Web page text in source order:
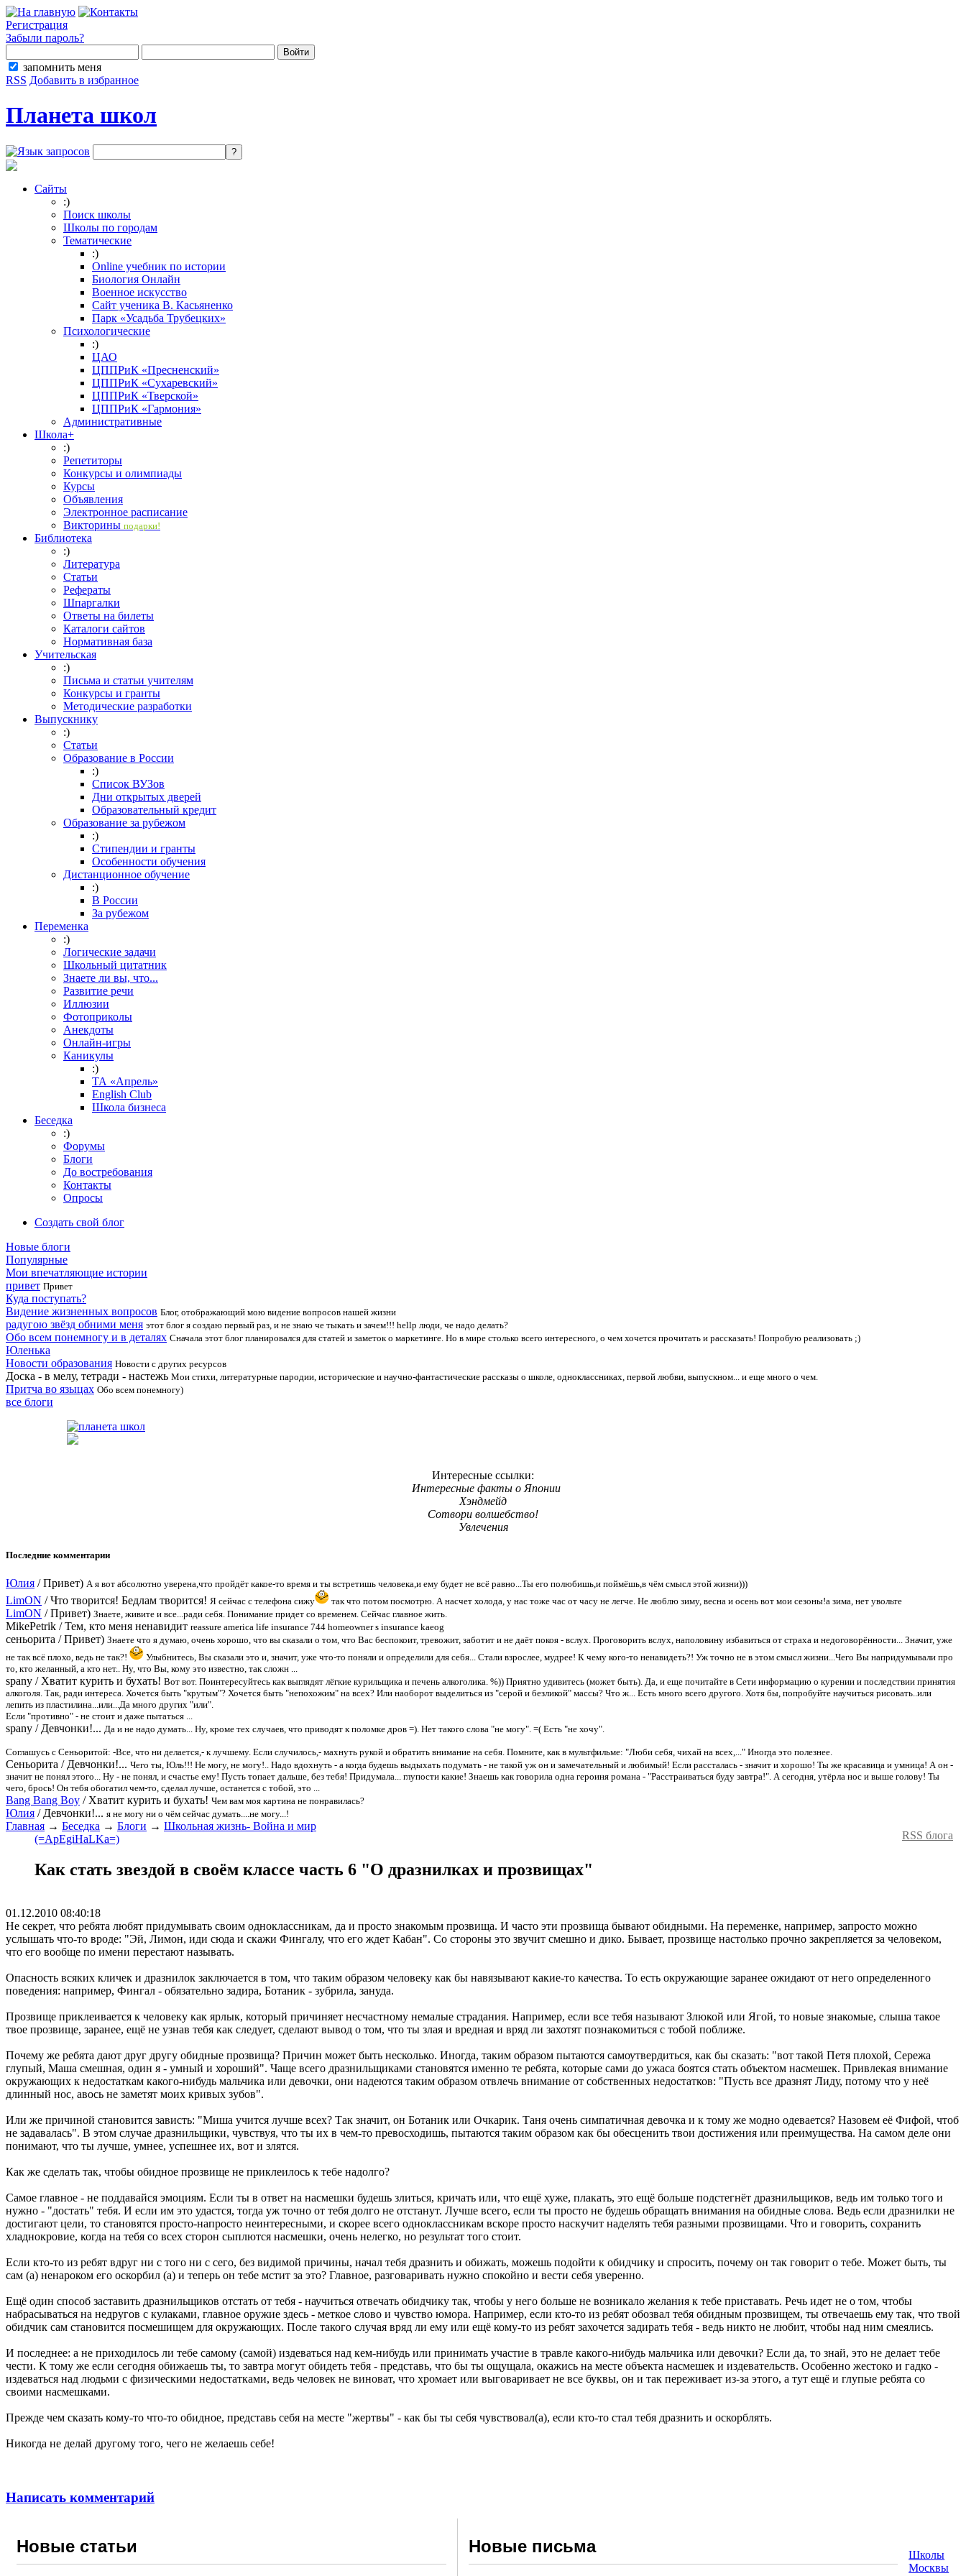
Регистрация
Забыли пароль?
запомнить меня
RSS Добавить в избранное
Планета школ
Сайты
:)
Поиск школы
Школы по городам
Тематические
:)
Online учебник по истории
Биология Онлайн
Военное искусство
Cайт ученика В. Касьяненко
Парк «Усадьба Трубецких»
Психологические
:)
ЦАО
ЦППРиК «Пресненский»
ЦППРиК «Сухаревский»
ЦППРиК «Тверской»
ЦППРиК «Гармония»
Административные
Школа+
:)
Репетиторы
Конкурсы и олимпиады
Курсы
Объявления
Электронное расписание
Викторины подарки!
Библиотека
:)
Литература
Статьи
Рефераты
Шпаргалки
Ответы на билеты
Каталоги сайтов
Нормативная база
Учительская
:)
Письма и статьи учителям
Конкурсы и гранты
Методические разработки
Выпускнику
:)
Статьи
Образование в России
:)
Список ВУЗов
Дни открытых дверей
Образовательный кредит
Образование за рубежом
:)
Стипендии и гранты
Особенности обучения
Дистанционное обучение
:)
В России
За рубежом
Переменка
:)
Логические задачи
Школьный цитатник
Знаете ли вы, что...
Развитие речи
Иллюзии
Фотоприколы
Анекдоты
Онлайн-игры
Каникулы
:)
ТА «Апрель»
English Club
Школа бизнеса
Беседка
:)
Форумы
Блоги
До востребования
Контакты
Опросы
Создать свой блог
Новые блоги
Популярные
Мои впечатляющие истории
привет Привет
Куда поступать?
Видение жизненных вопросов Блог, отображающий мою видение вопросов нашей жизни
радугою звёзд обними меня этот блог я создаю первый раз, и не знаю че тыкать и зачем!!! hellp люди, че надо делать?
Обо всем понемногу и в деталях Сначала этот блог планировался для статей и заметок о маркетинге. Но в мире столько всего интересного, о чем хочется прочитать и рассказать! Попробую реализовать ;)
Юленька
Новости образования Новости с других ресурсов
Доска - в мелу, тетради - настежь Мои стихи, литературные пародии, исторические и научно-фантастические рассказы о школе, одноклассниках, первой любви, выпускном... и еще много о чем.
Притча во языцах Обо всем понемногу)
все блоги
Интересные ссылки:
Интересные факты о Японии
Хэндмейд
Сотвори волшебство!
Увлечения
Последние комментарии
Юлия /Привет) А я вот абсолютно уверена,что пройдёт какое-то время и ты встретишь человека,и ему будет не всё равно...Ты его полюбишь,и поймёшь,в чём смысл этой жизни)))
LimON /Что творится! Бедлам творится! Я сейчас с телефона сижу так что потом посмотрю. А насчет холода, у нас тоже час от часу не легче. Не люблю зиму, весна и осень вот мои сезоны!а зима, нет увольте
LimON /Привет) Знаете, живите и все...ради себя. Понимание придет со временем. Сейчас главное жить.
MikePetrik /Тем, кто меня ненавидит reassure america life insurance 744 homeowner s insurance kaeog
сеньорита /Привет) Знаете что я думаю, очень хорошо, что вы сказали о том, что Вас беспокоит, тревожит, заботит и не даёт покоя - вслух. Проговорить вслух, наполовину избавиться от страха и недоговорённости... Значит, уже
не так всё плохо, ведь не так?!
Улыбнитесь, Вы сказали это и, значит, уже что-то поняли и определили для себя... Стали взрослее, мудрее! К чему кого-то ненавидеть?! Уж точно не в этом смысл жизни...Чего Вы напридумывали про
то, кто желанный, а кто нет.. Ну, что Вы, кому это известно, так сложн ...
spany / Хватит курить и бухать! Вот вот. Поинтересуйтесь как выглядят лёгкие курильщика и печень алкоголика. %)) Приятно удивитесь (может быть). Да, и еще почитайте в Сети информацию о курении и последствии принятия
алкоголя. Так, ради интереса. Хочется быть "крутым"? Хочется быть "непохожим" на всех? Или наоборот выделиться из "серой и безликой" массы? Что ж... Есть много всего другого. Хотя бы, попробуйте научиться рисовать..или
лепить из пластилина...или...Да много других "или".
Если "противно" - не стоит и даже пытаться ...
spany / Девчонки!... Да и не надо думать... Ну, кроме тех случаев, что приводят к поломке дров =). Нет такого слова "не могу". =( Есть "не хочу".
Соглашусь с Сеньоритой: -Все, что ни делается,- к лучшему. Если случилось,- махнуть рукой и обратить внимание на себя. Помните, как в мультфильме: "Люби себя, чихай на всех,..." Иногда это полезнее.
Сеньорита / Девчонки!... Чего ты, Юль!!! Не могу, не могу!.. Надо вдохнуть - а когда будешь выдыхать подумать - не такой уж он и замечательный и любимый! Если рассталась - значит и хорошо! Ты же красавица и умница! А он -
значит не понял этого... Ну - не понял, и счастье ему! Пусть топает дальше, без тебя! Придумала... глупости какие! Знаешь как говорила одна героиня романа - "Расстраиваться буду завтра!". А сегодня, утёрла нос и выше голову! Ты
чего, брось! Он тебя обогатил чем-то, сделал лучше, останется с тобой, это ...
Bang Bang Boy / Хватит курить и бухать! Чем вам моя картина не понравилась?
Юлия / Девчонки!... я не могу ни о чём сейчас думать....не могу...!
RSS блога
Главная → Беседка → Блоги → Школьная жизнь- Война и мир
(=ApEgiHaLKa=)
Как стать звездой в своём классе часть 6 "О дразнилках и прозвищах"
01.12.2010 08:40:18
Не секрет, что ребята любят придумывать своим одноклассникам, да и просто знакомым прозвища. И часто эти прозвища бывают обидными. На переменке, например, запросто можно
услышать что-то вроде: "Эй, Лимон, иди сюда и скажи Фингалу, что его ждет Кабан". Со стороны это звучит смешно и дико. Бывает, прозвище настолько прочно закрепляется за человеком,
что его вообще по имени перестают называть.
Опасность всяких кличек и дразнилок заключается в том, что таким образом человеку как бы навязывают какие-то качества. То есть окружающие заранее ожидают от него определенного
поведения: например, Фингал - обязательно задира, Ботаник - зубрила, зануда.
Прозвище приклеивается к человеку как ярлык, который причиняет несчастному немалые страдания. Например, если все тебя называют Злюкой или Ягой, то новые знакомые, слыша такое
твое прозвище, заранее, ещё не узнав тебя как следует, сделают вывод о том, что ты злая и вредная и вряд ли захотят познакомиться с тобой поближе.
Почему же ребята дают друг другу обидные прозвища? Причин может быть несколько. Иногда, таким образом пытаются самоутвердиться, как бы сказать: "вот такой Петя плохой, Сережа
глупый, Маша смешная, один я - умный и хороший". Чаще всего дразнильщиками становятся именно те ребята, которые сами до ужаса боятся стать объектом насмешек. Привлекая внимание
окружающих к недостаткам какого-нибудь мальчика или девочки, они надеются таким образом отвлечь внимание от собственных недостатков: "Пусть все дразнят Лиду, потому что у неё
длинный нос, авось не заметят моих кривых зубов".
Или же причиной становится зависть: "Миша учится лучше всех? Так значит, он Ботаник или Очкарик. Таня очень симпатичная девочка и к тому же модно одевается? Назовем её Фифой, чтоб
не задавалась". В этом случае дразнильщики, чувствуя, что ты их в чем-то превосходишь, пытаются таким образом как бы обесценить твои достижения или преимущества. На самом деле они
понимают, что ты лучше, умнее, успешнее их, вот и злятся.
Как же сделать так, чтобы обидное прозвище не приклеилось к тебе надолго?
Самое главное - не поддавайся эмоциям. Если ты в ответ на насмешки будешь злиться, кричать или, что ещё хуже, плакать, это ещё больше подстегнёт дразнильщиков, ведь им только того и
нужно - "достать" тебя. И если им это удастся, тогда уж точно от тебя долго не отстанут. Лучше всего, если ты просто не будешь обращать внимания на обидные слова. Ведь если дразнилки не
достигают цели, то становятся просто-напросто неинтересными, и скорее всего одноклассникам вскоре просто наскучит наделять тебя разными прозвищами. Что и говорить, сохранить
хладнокровие, когда на тебя со всех сторон сыплются насмешки, очень нелегко, но результат того стоит.
Если кто-то из ребят вдруг ни с того ни с сего, без видимой причины, начал тебя дразнить и обижать, можешь подойти к обидчику и спросить, почему он так говорит о тебе. Может быть, ты
сам (а) ненароком его оскорбил (а) и теперь он тебе мстит за это? Главное, разговаривать нужно спокойно и вести себя уверенно.
Ещё один способ заставить дразнильщиков отстать от тебя - научиться отвечать обидчику так, чтобы у него больше не возникало желания к тебе приставать. Речь идет не о том, чтобы
набрасываться на недругов с кулаками, главное оружие здесь - меткое слово и чувство юмора. Например, если кто-то из ребят обозвал тебя обидным прозвищем, ты отвечаешь ему так, что твой
обидчик сам становится посмешищем для окружающих. После такого случая вряд ли ему или ещё кому-то из ребят захочется задирать тебя - ведь никто не любит, чтобы над ним смеялись.
И последнее: а не приходилось ли тебе самому (самой) издеваться над кем-нибудь или принимать участие в травле какого-нибудь мальчика или девочки? Если да, то знай, это не делает тебе
чести. К тому же если сегодня обижаешь ты, то завтра могут обидеть тебя - представь, что бы ты ощущала, окажись на месте объекта насмешек и издевательств. Особенно жестоко и гадко -
издеваться над людьми с физическими недостатками, ведь человек не виноват, что хромает или выговаривает не все буквы, он и так переживает из-за этого, а тут ещё и глупые ребята со
своими насмешками.
Прежде чем сказать кому-то что-то обидное, представь себя на месте "жертвы" - как бы ты себя чувствовал(а), если кто-то стал тебя дразнить и оскорблять.
Никогда не делай другому того, чего не желаешь себе!
Написать комментарий
Новые статьи Новые письма
Школы
Москвы